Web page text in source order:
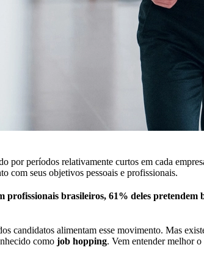
por períodos relativamente curtos em cada
com seus objetivos pessoais e profissionais.
profissionais brasileiros, 61% deles
candidatos alimentam esse movimento. Mas
como job hopping. Vem entender melhor